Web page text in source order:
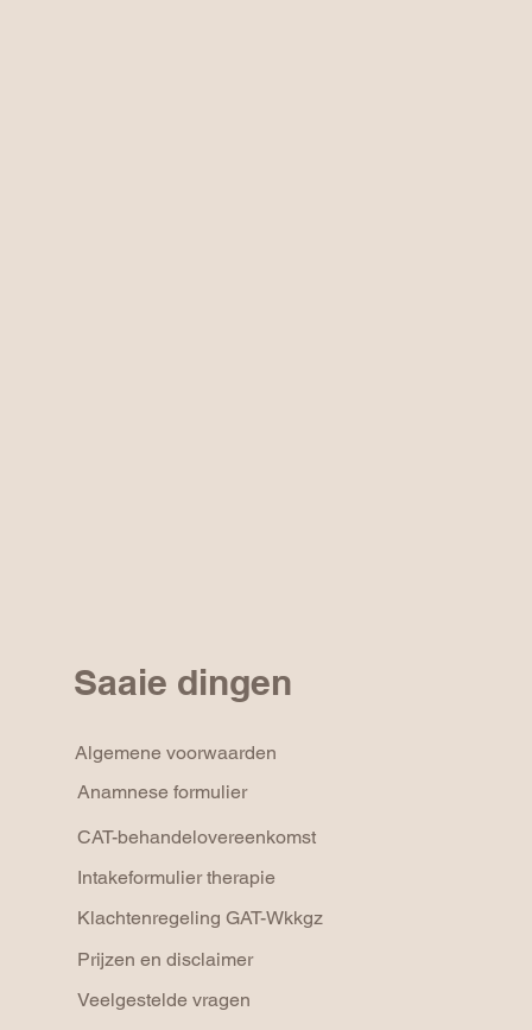
Saaie dingen
Anamnese formulier
Algemene voorwaarden
CAT-behandelovereenkomst
Intakeformulier therapie
Klachtenregeling GAT-Wkkgz
Prijzen en disclaimer
Veelgestelde vragen